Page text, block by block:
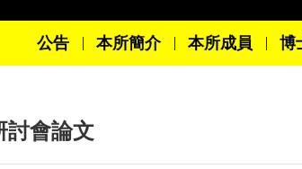
公告 本所簡介 本所成員 博
討會論文